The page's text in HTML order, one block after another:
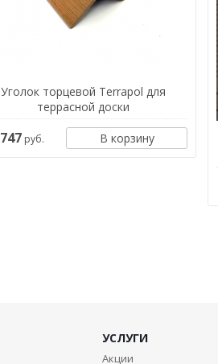
Уголок торцевой Terrapol для
террасной доски
747 руб. В корзину
УСЛУГИ
Акции